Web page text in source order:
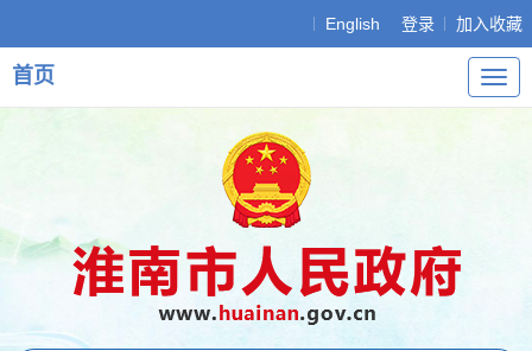
English 登录 加入收藏
导
航
首页